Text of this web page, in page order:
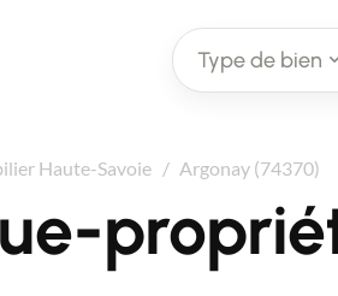
Type de bien
Haute-Savoie Argonay (74370)